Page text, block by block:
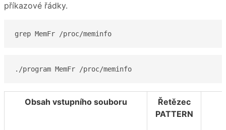
příkazové řádky.
grep MemFr /proc/meminfo
./program MemFr /proc/meminfo
Obsah vstupního souboru
Řetězec
PATTERN